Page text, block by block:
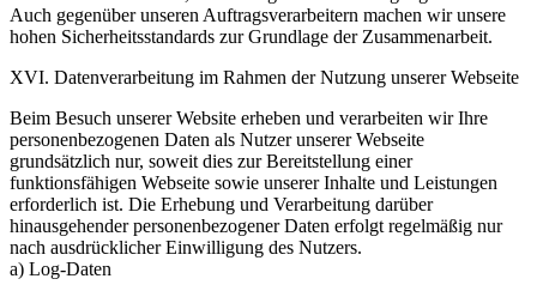
Auch gegenüber unseren Auftragsverarbeitern machen wir unsere
hohen Sicherheitsstandards zur Grundlage der Zusammenarbeit.
XVI. Datenverarbeitung im Rahmen der Nutzung unserer Webseite
Beim Besuch unserer Website erheben und verarbeiten wir Ihre
personenbezogenen Daten als Nutzer unserer Webseite
grundsätzlich nur, soweit dies zur Bereitstellung einer
funktionsfähigen Webseite sowie unserer Inhalte und Leistungen
erforderlich ist. Die Erhebung und Verarbeitung darüber
hinausgehender personenbezogener Daten erfolgt regelmäßig nur
nach ausdrücklicher Einwilligung des Nutzers.
a) Log-Daten